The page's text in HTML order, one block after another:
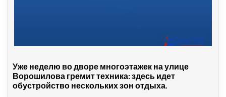
Уже неделю во дворе многоэтажек на улице
Ворошилова гремит техника: здесь идет
обустройство нескольких зон отдыха.